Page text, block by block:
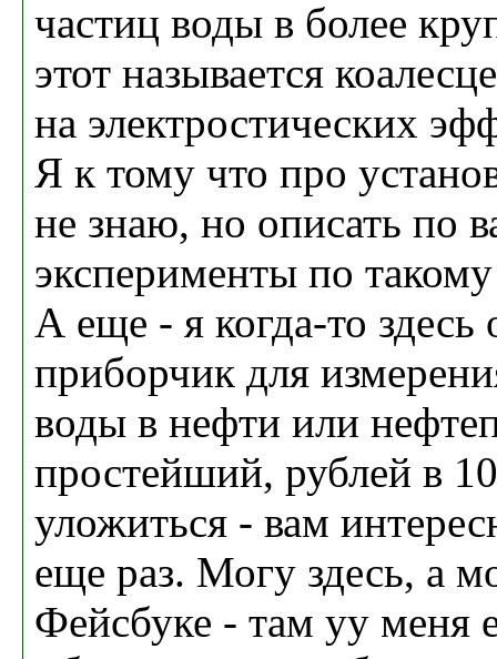
частиц воды в более
этот называется
на электростических
Я к тому что про
не знаю, но описать по
эксперименты по
А еще - я когда-то здесь
приборчик для
воды в нефти или
простейший, рублей в
уложиться - вам
еще раз. Могу здесь, а
Фейсбуке - там уу меня